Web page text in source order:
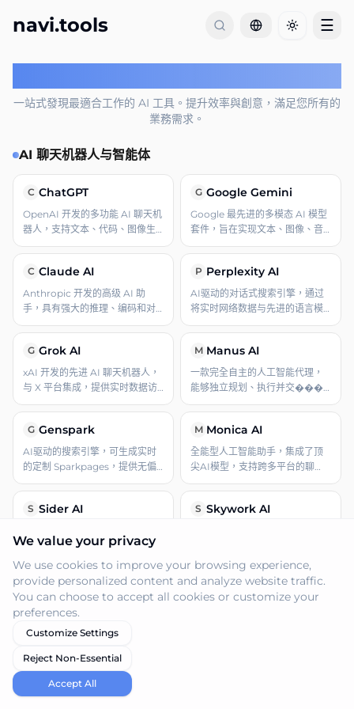
navi.tools Toggle
☰
一站式發現最適合工作的 AI 工具。提升效率與創意，滿足您所有的
業務需求。
AI 聊天机器人与智能体
C ChatGPT
OpenAI 开发的多功能 AI 聊天机
器人，支持文本、代码、图像生
成和网页搜索。
G Google Gemini
Google 最先进的多模态 AI 模型
套件，旨在实现文本、图像、音
频、视频和代码的无缝推理。
C Claude AI
Anthropic 开发的高级 AI 助
手，具有强大的推理、编码和对
话能力。
P Perplexity AI
AI驱动的对话式搜索引擎，通过
将实时网络数据与先进的语言模
型相结合，提供精准且来源可靠
G Grok AI
xAI 开发的先进 AI 聊天机器人，
与 X 平台集成，提供实时数据访
问、图像生成、代码辅助和多模
M Manus AI
一款完全自主的人工智能代理，
能够独立规划、执行并交���
跨不同领域的复杂多步骤任务。
G Genspark
AI驱动的搜索引擎，可生成实时
的定制 Sparkpages，提供无偏
见的综合信息，并配备交互式AI
M Monica AI
全能型人工智能助手，集成了顶
尖AI模型，支持跨多平台的聊
天、写作、编程、搜索及创意内
S Sider AI
及应用程序，集成了多种先进的
AI模型，协助跨平台的阅读、写
作、数据分析和多媒体交互。
S Skywork AI
文档、演示文稿、电子表格、播
客和网页的创建。
P PopAi
一款多功能AI平台，提供文档交
视觉设计工具，旨在提升各类创
意任务的生产力。
Y You.com
一个无代码平台，只需单个文本
We value your privacy
We use cookies to improve your browsing experience,
provide personalized content and analyze website traffic.
You can choose to accept all cookies or customize your
preferences.
Customize Settings
Reject Non-Essential
Accept All